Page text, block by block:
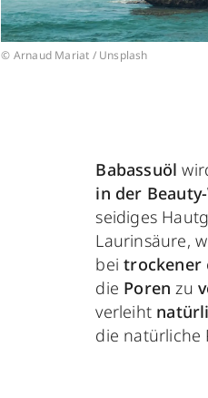
© Arnaud Mariat / Unsplash
Babassuöl
in der
seidiges
Laurinsäure,
beitrockener
die Porenzu
verleiht
die natürliche